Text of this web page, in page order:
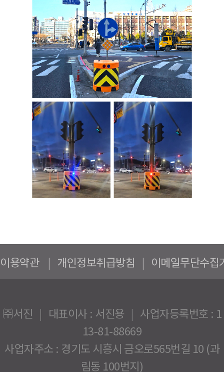
이용약관| 개인정보취급방침 | 이메일무단수집
㈜서진 | 대표이사 : 서진용 | 사업자등록번호 : 1
13-81-88669
사업자주소 : 경기도 시흥시 금오로565번길 10 (과
림동 100번지)